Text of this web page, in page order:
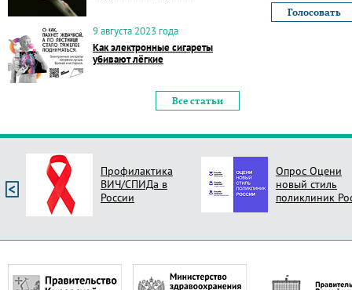
9 августа 2023 года
Как электронные сигареты
убивают лёгкие
Все статьи
Опрос Оцени
новый стиль
поликлиник России
Независимая
оценка
услуг